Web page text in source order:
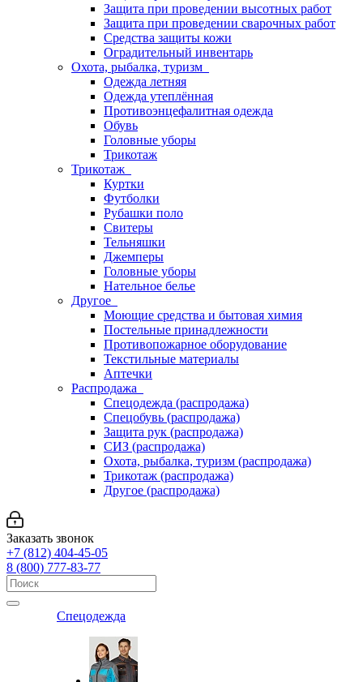
Защита при проведении высотных работ
Защита при проведении сварочных работ
Средства защиты кожи
Оградительный инвентарь
Охота, рыбалка, туризм
Одежда летняя
Одежда утеплённая
Противоэнцефалитная одежда
Обувь
Головные уборы
Трикотаж
Трикотаж
Куртки
Футболки
Рубашки поло
Свитеры
Тельняшки
Джемперы
Головные уборы
Нательное белье
Другое
Моющие средства и бытовая химия
Постельные принадлежности
Противопожарное оборудование
Текстильные материалы
Аптечки
Распродажа
Спецодежда (распродажа)
Спецобувь (распродажа)
Защита рук (распродажа)
СИЗ (распродажа)
Охота, рыбалка, туризм (распродажа)
Трикотаж (распродажа)
Другое (распродажа)
Заказать звонок
+7 (812) 404-45-05
8 (800) 777-83-77
Спецодежда